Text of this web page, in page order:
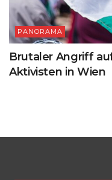
PANORAMA
Brutaler Angriff
Aktivisten in Wien